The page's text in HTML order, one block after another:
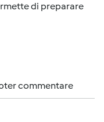
di preparare
commentare